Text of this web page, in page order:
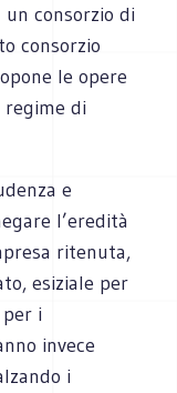
consorzio di
consorzio
le opere
regime di
e
l’eredità
ritenuta,
esiziale per
i
invece
i